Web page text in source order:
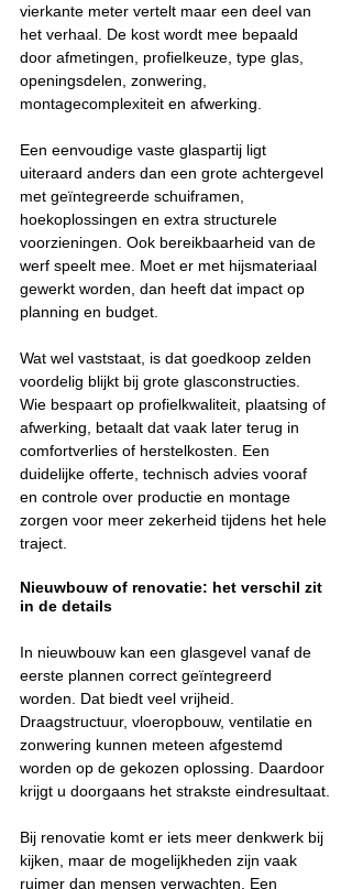
vierkante meter vertelt maar een deel van
het verhaal. De kost wordt mee bepaald
door afmetingen, profielkeuze, type glas,
openingsdelen, zonwering,
montagecomplexiteit en afwerking.
Een eenvoudige vaste glaspartij ligt
uiteraard anders dan een grote achtergevel
met geïntegreerde schuiframen,
hoekoplossingen en extra structurele
voorzieningen. Ook bereikbaarheid van de
werf speelt mee. Moet er met hijsmateriaal
gewerkt worden, dan heeft dat impact op
planning en budget.
Wat wel vaststaat, is dat goedkoop zelden
voordelig blijkt bij grote glasconstructies.
Wie bespaart op profielkwaliteit, plaatsing of
afwerking, betaalt dat vaak later terug in
comfortverlies of herstelkosten. Een
duidelijke offerte, technisch advies vooraf
en controle over productie en montage
zorgen voor meer zekerheid tijdens het hele
traject.
Nieuwbouw of renovatie: het verschil zit
in de details
In nieuwbouw kan een glasgevel vanaf de
eerste plannen correct geïntegreerd
worden. Dat biedt veel vrijheid.
Draagstructuur, vloeropbouw, ventilatie en
zonwering kunnen meteen afgestemd
worden op de gekozen oplossing. Daardoor
krijgt u doorgaans het strakste eindresultaat.
Bij renovatie komt er iets meer denkwerk bij
kijken, maar de mogelijkheden zijn vaak
ruimer dan mensen verwachten. Een